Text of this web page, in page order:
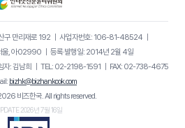
구 만리재로 192｜ 사업자번호: 106-81-48524｜
울, 아02990
등록·발행일: 2014년 2월 4일
자: 김남희 TEL: 02-2198-1591
FAX: 02-738-4675
bizhk@bizhankook.com
비즈한국. All rights reserved.
2026년 7월 16일